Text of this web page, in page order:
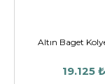
Altın Baget
19.125 ₺